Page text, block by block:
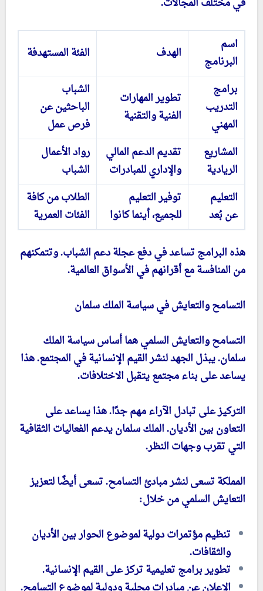
اسم
البرنامج
الهدف
الفئة المستهدفة
برامج
التدريب
المهني
تطوير المهارات
الفنية والتقنية
الشباب
الباحثين عن
فرص عمل
المشاريع
الريادية
تقديم الدعم المالي
والإداري للمبادرات
رواد الأعمال
الشباب
التعليم
عن بُعد
توفير التعليم
للجميع، أينما كانوا
الطلاب من كافة
الفئات العمرية
هذه البرامج تساعد في دفع عجلة دعم الشباب. وتتمكنهم
من المنافسة مع أقرانهم في الأسواق العالمية.
التسامح والتعايش في سياسة الملك سلمان
التسامح والتعايش السلمي هما أساس سياسة الملك
سلمان. يبذل الجهد لنشر القيم الإنسانية في المجتمع. هذا
يساعد على بناء مجتمع يتقبل الاختلافات.
التركيز على تبادل الآراء مهم جدًا. هذا يساعد على
التعاون بين الأديان. الملك سلمان يدعم الفعاليات الثقافية
التي تقرب وجهات النظر.
المملكة تسعى لنشر مبادئ التسامح. تسعى أيضًا لتعزيز
التعايش السلمي من خلال:
تنظيم مؤتمرات دولية لموضوع الحوار بين الأديان
والثقافات.
تطوير برامج تعليمية تركز على القيم الإنسانية.